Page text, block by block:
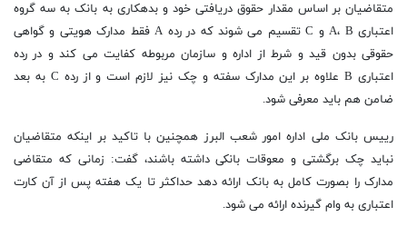
متقاضیان بر اساس مقدار حقوق دریافتی خود و بدهکاری به بانک به سه گروه
اعتباری A، B و C تقسیم می شوند که در رده A فقط مدارک هویتی و گواهی
حقوقی بدون قید و شرط از اداره و سازمان مربوطه کفایت می کند و در رده
اعتباری B علاوه بر این مدارک سفته و چک نیز لازم است و از رده C به بعد
ضامن هم باید معرفی شود.
رییس بانک ملی اداره امور شعب البرز همچنین با تاکید بر اینکه متقاضیان
نباید چک برگشتی و معوقات بانکی داشته باشند، گفت: زمانی که متقاضی
مدارک را بصورت کامل به بانک ارائه دهد حداکثر تا یک هفته پس از آن کارت
اعتباری به وام گیرنده ارائه می شود.